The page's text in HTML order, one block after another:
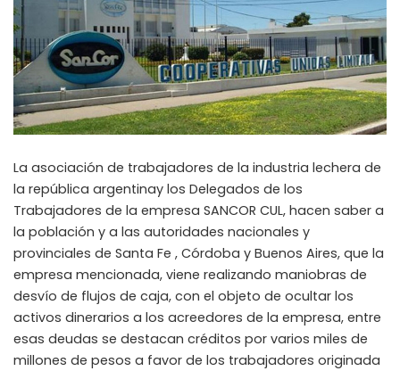
La asociación de trabajadores de la industria lechera de
la república argentinay los Delegados de los
Trabajadores de la empresa SANCOR CUL, hacen saber a
la población y a las autoridades nacionales y
provinciales de Santa Fe , Córdoba y Buenos Aires, que la
empresa mencionada, viene realizando maniobras de
desvío de flujos de caja, con el objeto de ocultar los
activos dinerarios a los acreedores de la empresa, entre
esas deudas se destacan créditos por varios miles de
millones de pesos a favor de los trabajadores originada